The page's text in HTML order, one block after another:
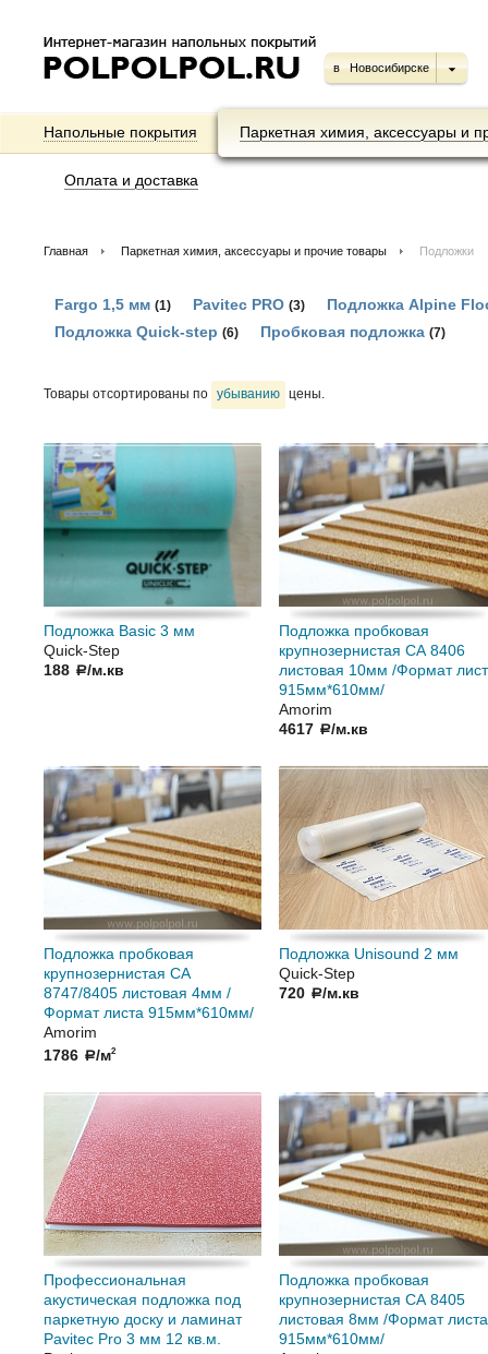
в Новосибирске
Напольные покрытия Паркетная химия, аксессуары и
Оплата и доставка
Главная Паркетная химия, аксессуары и прочие товары Подложки
Fargo 1,5 мм (1) Paviteс PRO (3)
Подложка Alpine
Подложка Quick-step (6) Пробковая подложка (7)
Товары отсортированы по убыванию цены.
Подложка Basic 3 мм
Quick-Step
188 a/м.кв
Подложка пробковая
крупнозернистая СА 8406
листовая 10мм /Формат
915мм*610мм/
Amorim
4617 a/м.кв
Подложка пробковая
крупнозернистая СА
8747/8405 листовая 4мм /
Формат листа 915мм*610мм/
Amorim
1786 a/м2
Подложка Unisound 2 мм
Quick-Step
720 a/м.кв
Профессиональная
акустическая подложка под
паркетную доску и ламинат
Pavitec Pro 3 мм 12 кв.м.
Подложка пробковая
крупнозернистая СА 8405
листовая 8мм /Формат листа
915мм*610мм/